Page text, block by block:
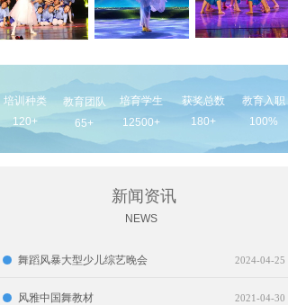
教育团队
65+
培育学生
12500+
获奖总数
180+
教育入职
100%
培训种类
120+
NEWS
新闻资讯
舞蹈风暴大型少儿综艺晚会 2024-04-25
风雅中国舞教材 2021-04-30